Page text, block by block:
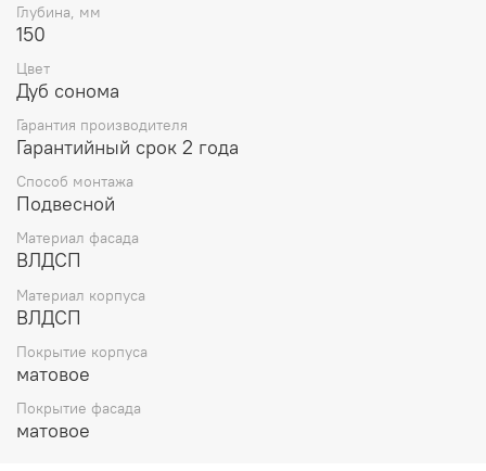
Глубина, мм
150
Цвет
Дуб сонома
Гарантия производителя
Гарантийный срок 2 года
Способ монтажа
Подвесной
Материал фасада
ВЛДСП
Материал корпуса
ВЛДСП
Покрытие корпуса
матовое
Покрытие фасада
матовое